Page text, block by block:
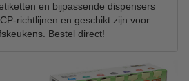
en bijpassende dispensers
richtlijnen en geschikt zijn voor
Bestel direct!